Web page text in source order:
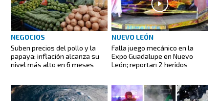
NEGOCIOS
Suben precios del pollo y la
papaya; inflación alcanza su
nivel más alto en 6 meses
NUEVO LEÓN
Falla juego mecánico en la
Expo Guadalupe en Nuevo
León; reportan 2 heridos